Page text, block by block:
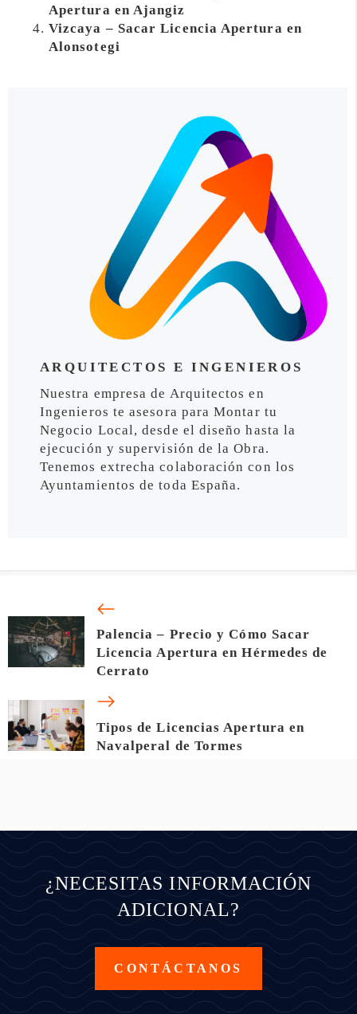
Apertura en Ajangiz
Vizcaya – Sacar Licencia Apertura en
Alonsotegi
ARQUITECTOS E INGENIEROS
Nuestra empresa de Arquitectos en
Ingenieros te asesora para Montar tu
Negocio Local, desde el diseño hasta la
ejecución y supervisión de la Obra.
Tenemos extrecha colaboración con los
Ayuntamientos de toda España.
Palencia – Precio y Cómo Sacar
Licencia Apertura en Hérmedes de
Cerrato
Tipos de Licencias Apertura en
Navalperal de Tormes
¿NECESITAS INFORMACIÓN
ADICIONAL?
CONTÁCTANOS